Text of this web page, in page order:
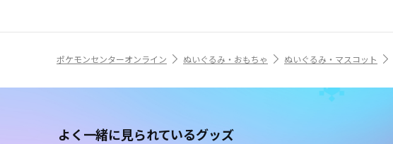
ポケモンセンターオンライン ぬいぐるみ・おもちゃ ぬいぐるみ・マスコット
よく一緒に見られているグッズ